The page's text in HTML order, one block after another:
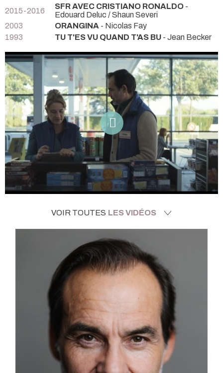
VOIR TOUTES LES VIDÉOS
2015-2016
SFR AVEC CRISTIANO RONALDO -
Edouard Deluc / Shaun Severi
2003
ORANGINA - Nicolas Fay
1993
TU T'ES VU QUAND T'AS BU - Jean Becker